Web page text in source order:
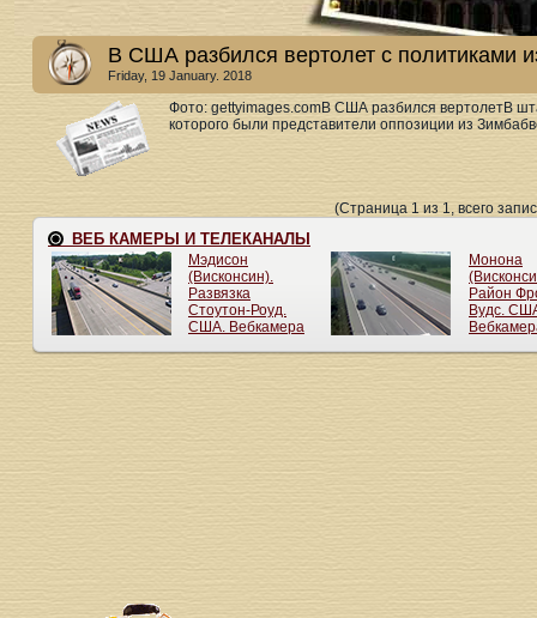
В США разбился вертолет с политиками
Friday, 19 January. 2018
Фото: gettyimages.comВ США разбился вертолетВ
которого были представители оппозиции из
(Страница 1 из 1, всего